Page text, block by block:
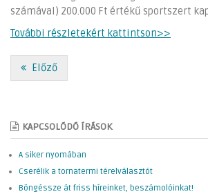
számával) 200.000 Ft értékű sportszert
További részletekért kattintson>>
Előző
KAPCSOLÓDÓ ÍRÁSOK
A siker nyomában
Cserélik a tornatermi térelválasztót
Böngéssze át friss híreinket, beszámolóinkat!